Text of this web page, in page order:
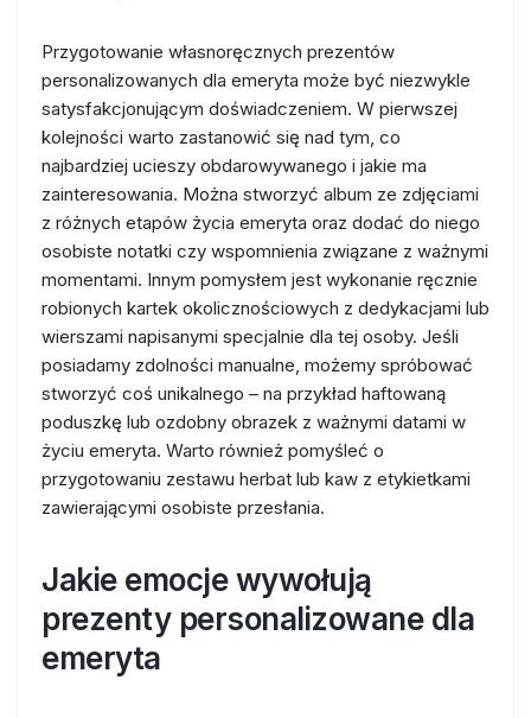
Przygotowanie własnoręcznych prezentów
personalizowanych dla emeryta może być niezwykle
satysfakcjonującym doświadczeniem. W pierwszej
kolejności warto zastanowić się nad tym, co
najbardziej ucieszy obdarowywanego i jakie ma
zainteresowania. Można stworzyć album ze zdjęciami
z różnych etapów życia emeryta oraz dodać do niego
osobiste notatki czy wspomnienia związane z ważnymi
momentami. Innym pomysłem jest wykonanie ręcznie
robionych kartek okolicznościowych z dedykacjami lub
wierszami napisanymi specjalnie dla tej osoby. Jeśli
posiadamy zdolności manualne, możemy spróbować
stworzyć coś unikalnego – na przykład haftowaną
poduszkę lub ozdobny obrazek z ważnymi datami w
życiu emeryta. Warto również pomyśleć o
przygotowaniu zestawu herbat lub kaw z etykietkami
zawierającymi osobiste przesłania.
Jakie emocje wywołują
prezenty personalizowane dla
emeryta